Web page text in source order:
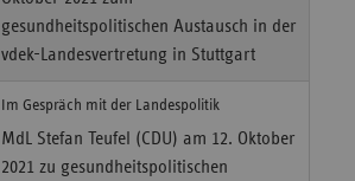
gesundheitspolitischen Austausch in der
vdek-Landesvertretung in Stuttgart
Im Gespräch mit der Landespolitik
MdL Stefan Teufel (CDU) am 12. Oktober
2021 zu gesundheitspolitischen